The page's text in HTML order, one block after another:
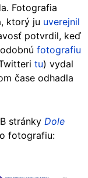
Fotografia
ktorý ju uverejnil
potvrdil, keď
fotografiu
tu) vydal
čase odhadla
stránky Dole
fotografiu: